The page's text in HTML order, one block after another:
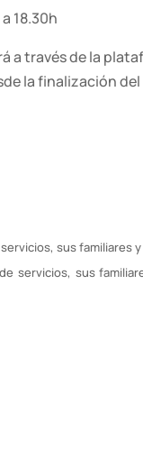
18.30h
a través de la
la finalización
sus familiares
servicios, sus